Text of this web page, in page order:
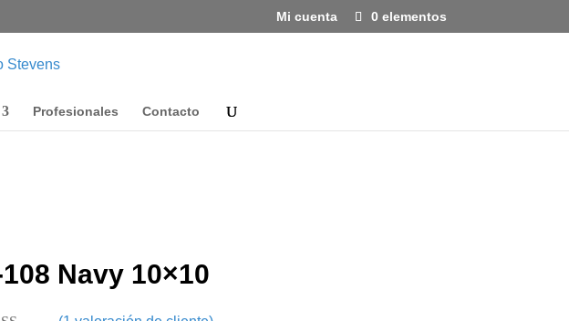
Mi cuenta 0 elementos
Profesionales Contacto
Navy 10×10